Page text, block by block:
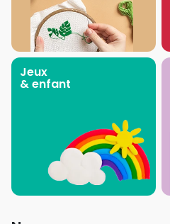
Jeux
& enfant